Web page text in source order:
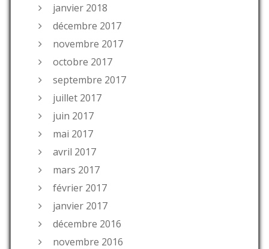
janvier 2018
décembre 2017
novembre 2017
octobre 2017
septembre 2017
juillet 2017
juin 2017
mai 2017
avril 2017
mars 2017
février 2017
janvier 2017
décembre 2016
novembre 2016